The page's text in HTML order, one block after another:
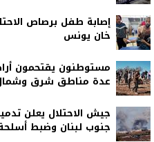
إصابة طفل برصاص
خان يونس
مستوطنون يقتحمون
عدة مناطق شرق وشمال
جيش الاحتلال يعلن
جنوب لبنان وضبط